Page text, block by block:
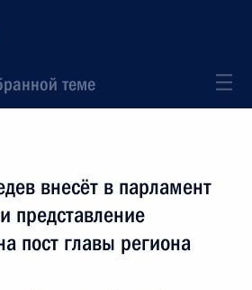
теме
внесёт в парламент
представление
пост главы региона